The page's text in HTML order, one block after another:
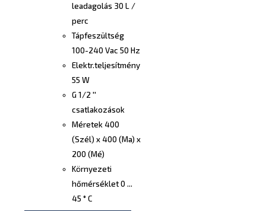
leadagolás 30 L /
perc
Tápfeszültség
100-240 Vac 50 Hz
Elektr.teljesítmény
55 W
G 1/2 ''
csatlakozások
Méretek 400
(Szél) x 400 (Ma) x
200 (Mé)
Környezeti
hőmérséklet 0 ...
45 ° C